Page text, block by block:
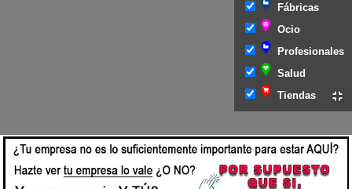
Fábricas
Ocio
Profesionales
Salud
Tiendas